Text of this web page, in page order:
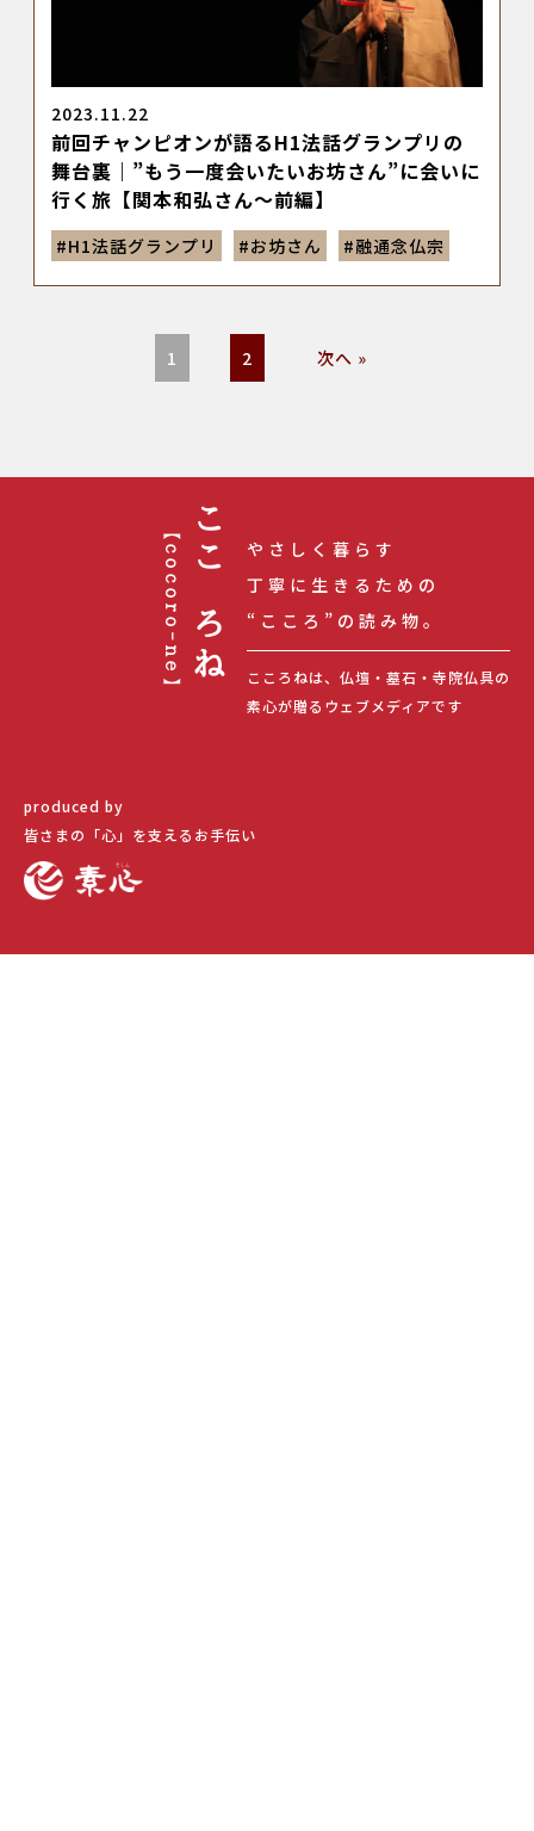
2023.11.22
前回チャンピオンが語るH1法話グランプリの
舞台裏｜”もう一度会いたいお坊さん”に会いに
行く旅【関本和弘さん～前編】
#H1法話グランプリ #お坊さん #融通念仏宗
1 2 次へ »
こころね
【cocoro-ne】
やさしく暮らす
丁寧に生きるための
“こころ”の読み物。
こころねは、仏壇・墓石・寺院仏具の
素心が贈るウェブメディアです
produced by
皆さまの「心」を支えるお手伝い